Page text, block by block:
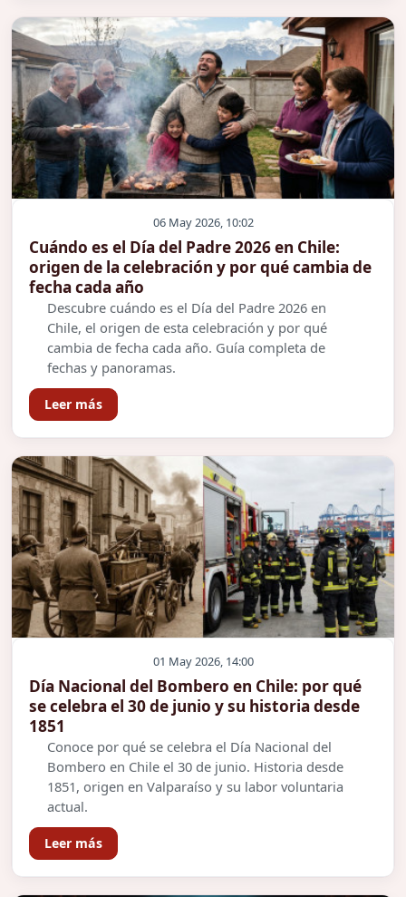
06 May 2026, 10:02
Cuándo es el Día del Padre 2026 en Chile:
origen de la celebración y por qué cambia de
fecha cada año
Descubre cuándo es el Día del Padre 2026 en
Chile, el origen de esta celebración y por qué
cambia de fecha cada año. Guía completa de
fechas y panoramas.
Leer más
01 May 2026, 14:00
Día Nacional del Bombero en Chile: por qué
se celebra el 30 de junio y su historia desde
1851
Conoce por qué se celebra el Día Nacional del
Bombero en Chile el 30 de junio. Historia desde
1851, origen en Valparaíso y su labor voluntaria
actual.
Leer más